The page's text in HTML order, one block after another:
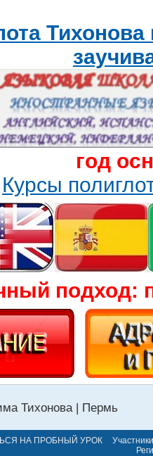
год
Курсы
подход:
Тихонова | Пермь
НА ПРОБНЫЙ УРОК
Участники